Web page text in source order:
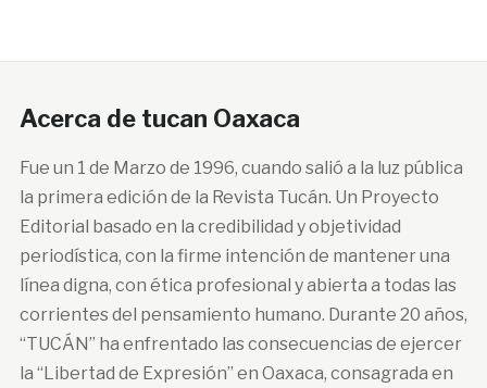
Acerca de tucan Oaxaca
Fue un 1 de Marzo de 1996, cuando salió a la luz pública
la primera edición de la Revista Tucán. Un Proyecto
Editorial basado en la credibilidad y objetividad
periodística, con la firme intención de mantener una
línea digna, con ética profesional y abierta a todas las
corrientes del pensamiento humano. Durante 20 años,
“TUCÁN” ha enfrentado las consecuencias de ejercer
la “Libertad de Expresión” en Oaxaca, consagrada en